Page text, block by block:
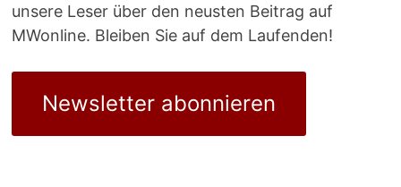
unsere Leser über den neusten Beitrag auf
MWonline. Bleiben Sie auf dem Laufenden!
Newsletter abonnieren